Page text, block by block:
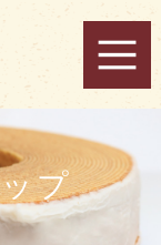
プ